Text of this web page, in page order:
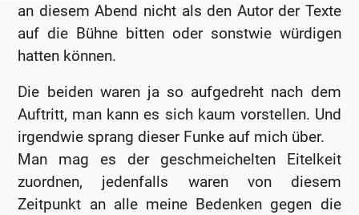
an diesem Abend nicht als den Autor der Texte
auf die Bühne bitten oder sonstwie würdigen
hatten können.
Die beiden waren ja so aufgedreht nach dem
Auftritt, man kann es sich kaum vorstellen. Und
irgendwie sprang dieser Funke auf mich über.
Man mag es der geschmeichelten Eitelkeit
zuordnen, jedenfalls waren von diesem
Zeitpunkt an alle meine Bedenken gegen die